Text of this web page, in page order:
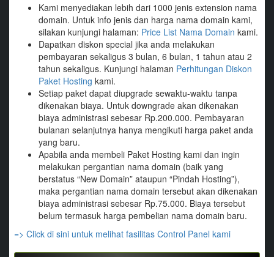
Kami menyediakan lebih dari 1000 jenis extension nama
domain. Untuk info jenis dan harga nama domain kami,
silakan kunjungi halaman: Price List Nama Domain kami.
Dapatkan diskon special jika anda melakukan
pembayaran sekaligus 3 bulan, 6 bulan, 1 tahun atau 2
tahun sekaligus. Kunjungi halaman Perhitungan Diskon
Paket Hosting kami.
Setiap paket dapat diupgrade sewaktu-waktu tanpa
dikenakan biaya. Untuk downgrade akan dikenakan
biaya administrasi sebesar Rp.200.000. Pembayaran
bulanan selanjutnya hanya mengikuti harga paket anda
yang baru.
Apabila anda membeli Paket Hosting kami dan ingin
melakukan pergantian nama domain (baik yang
berstatus “New Domain” ataupun “Pindah Hosting”),
maka pergantian nama domain tersebut akan dikenakan
biaya administrasi sebesar Rp.75.000. Biaya tersebut
belum termasuk harga pembelian nama domain baru.
=> Click di sini untuk melihat fasilitas Control Panel kami